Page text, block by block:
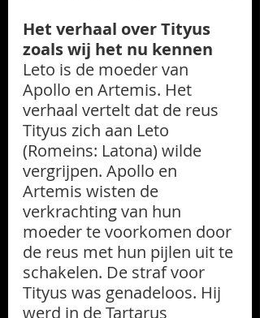
Het verhaal over Tityus
zoals wij het nu kennen
Leto is de moeder van
Apollo en Artemis. Het
verhaal vertelt dat de reus
Tityus zich aan Leto
(Romeins: Latona) wilde
vergrijpen. Apollo en
Artemis wisten de
verkrachting van hun
moeder te voorkomen door
de reus met hun pijlen uit te
schakelen. De straf voor
Tityus was genadeloos. Hij
werd in de Tartarus